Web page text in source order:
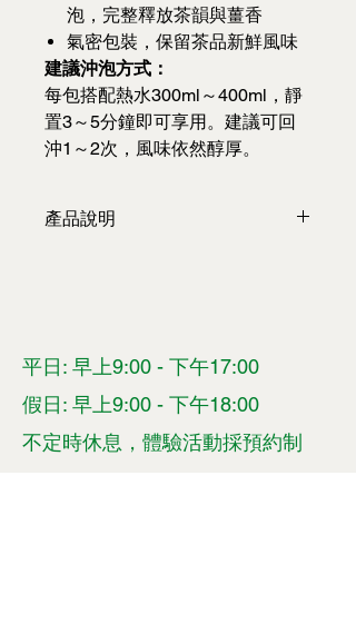
泡，完整釋放茶韻與薑香
氣密包裝，保留茶品新鮮風味
建議沖泡方式：
每包搭配熱水300ml～400ml，靜
置3～5分鐘即可享用。建議可回
沖1～2次，風味依然醇厚。
產品說明
平日: 早上9:00 - 下午17:00
​​假日: 早上9:00 - 下午18:00
不定時休息，體驗活動採預約制